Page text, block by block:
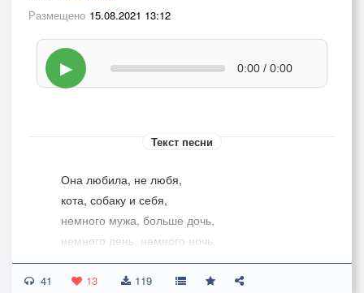
Размещено 15.08.2021 13:12
▶ 0:00 / 0:00
Текст песни
Она любила, не любя,
кота, собаку и себя,
немного мужа, больше дочь,
немного день, немного ночь.
Она гуляла под луной,
когда хотелось быть одной.
41 13 119